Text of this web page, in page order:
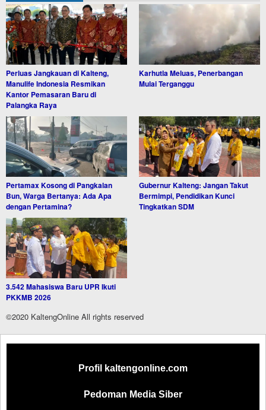
Perluas Jangkauan di Kalteng,
Manulife Indonesia Resmikan
Kantor Pemasaran Baru di
Palangka Raya
Karhutla Meluas, Penerbangan
Mulai Terganggu
Pertamax Kosong di Pangkalan
Bun, Warga Bertanya: Ada Apa
dengan Pertamina?
Gubernur Kalteng: Jangan Takut
Bermimpi, Pendidikan Kunci
Tingkatkan SDM
3.542 Mahasiswa Baru UPR Ikuti
PKKMB 2026
©2020 KaltengOnline All rights reserved
Profil kaltengonline.com
Pedoman Media Siber